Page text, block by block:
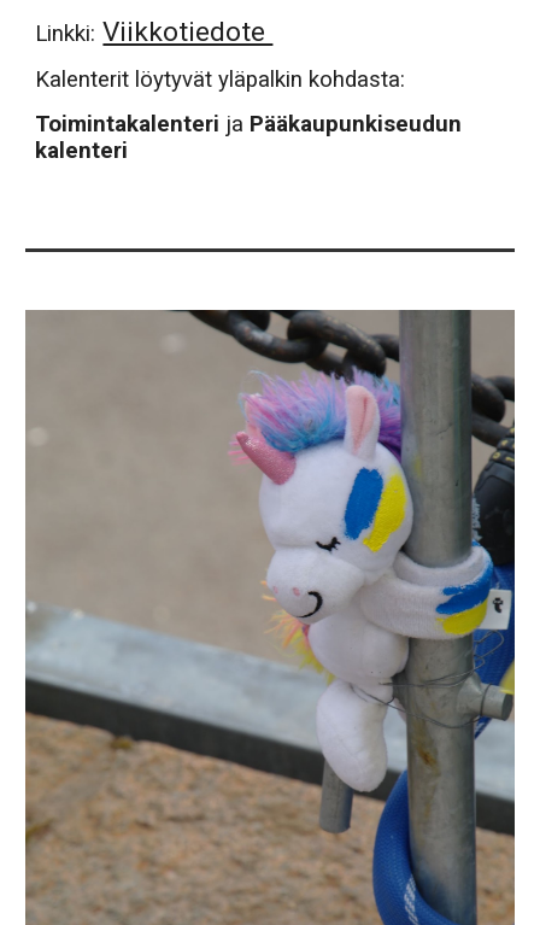
Linkki: Viikkotiedote
Kalenterit löytyvät yläpalkin kohdasta:
Toimintakalenteri ja Pääkaupunkiseudun
kalenteri